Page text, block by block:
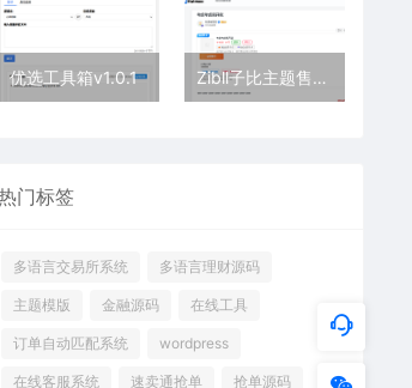
优选工具箱v1.0.1 Zibll子比主题售卡密插件 | 高效实现在线售卡与库存管理
门标签
多语言交易所系统 多语言理财源码
主题模版 金融源码 在线工具
订单自动匹配系统 wordpress
在线客服系统 速卖通抢单 抢单源码